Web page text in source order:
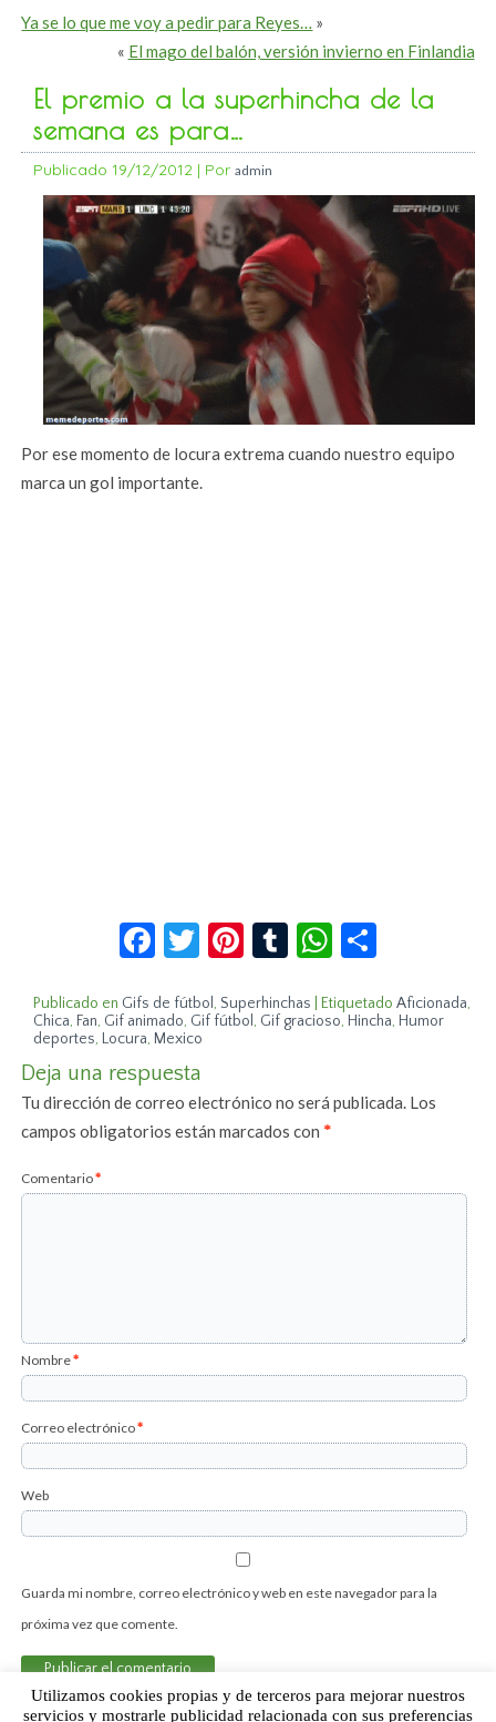
Ya se lo que me voy a pedir para Reyes… »
« El mago del balón, versión invierno en Finlandia
El premio a la superhincha de la
semana es para…
Publicado 19/12/2012 | Por admin
Por ese momento de locura extrema cuando nuestro equipo
marca un gol importante.
Facebook
Twitter
Pinterest
TumblrWhatsApp
Publicado en Gifs de fútbol, Superhinchas Etiquetado Aficionada,
Chica, Fan, Gif animado, Gif fútbol, Gif gracioso, Hincha, Humor
deportes, Locura, Mexico
Deja una respuesta
Tu dirección de correo electrónico no será publicada. Los
campos obligatorios están marcados con*
Comentario*
Nombre*
Correo electrónico*
Web
Guarda mi nombre, correo electrónico y web en este navegador para la
próxima vez que comente.
Utilizamos cookies propias y de terceros para mejorar nuestros
servicios y mostrarle publicidad relacionada con sus preferencias